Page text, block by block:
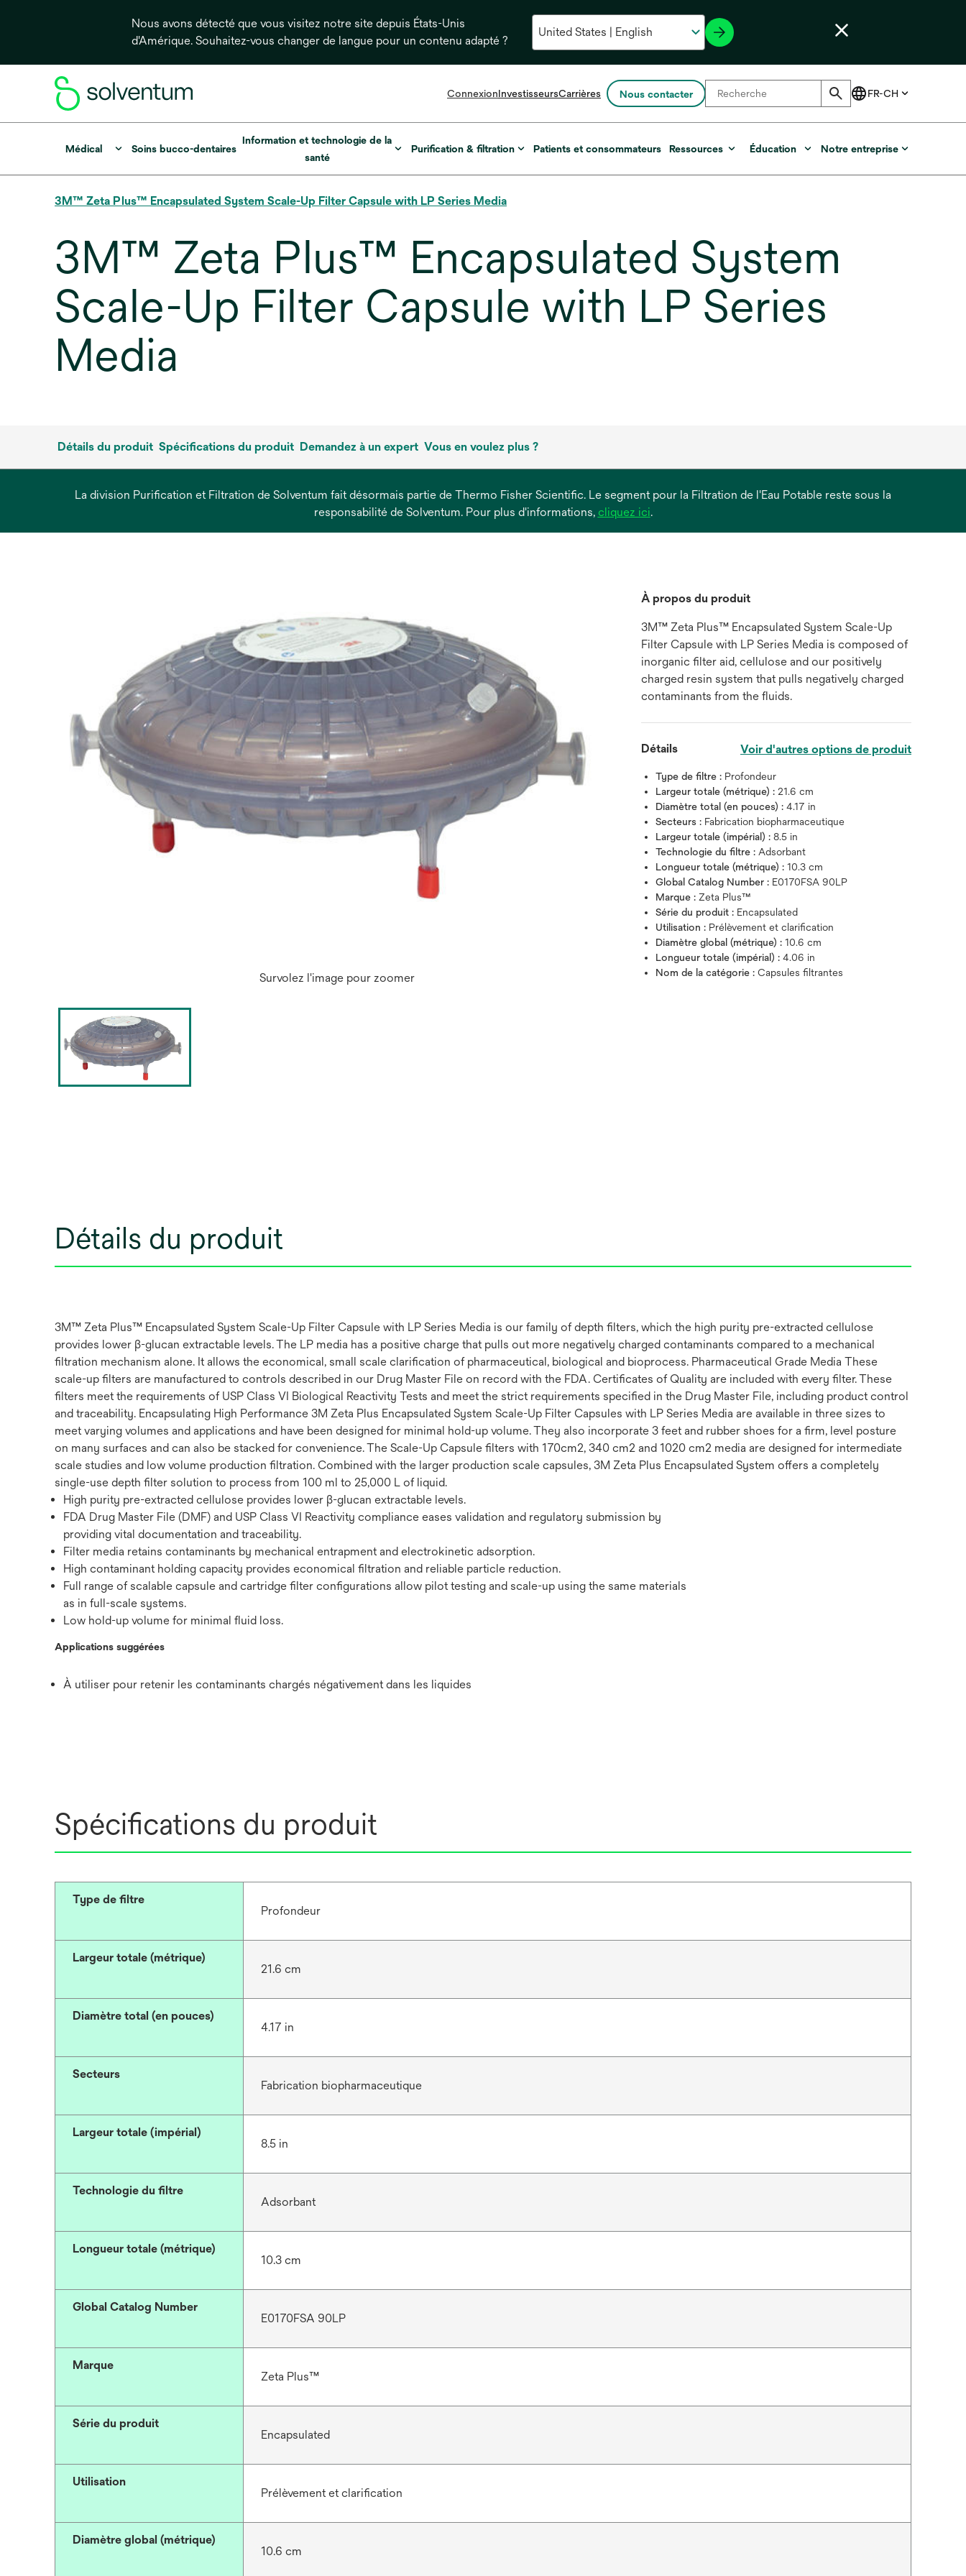
Nous avons détecté que vous visitez notre site depuis États-Unis
d'Amérique. Souhaitez-vous changer de langue pour un contenu adapté ?
ConnexionInvestisseurss’ouvre
un
onglet
Carrières Nous contacter
Médical Soins bucco-dentaires
Information et technologie de la
santé
Purification & filtration Patients et consommateurs Ressources Éducation Notre entreprise
3M™ Zeta Plus™ Encapsulated System Scale-Up Filter Capsule with LP Series Media
3M™ Zeta Plus™ Encapsulated System
Scale-Up Filter Capsule with LP Series
Media
Détails du produit Spécifications du produit Demandez à un expert Vous en voulez plus ?
La division Purification et Filtration de Solventum fait désormais partie de Thermo Fisher Scientific. Le segment pour la Filtration de l'Eau Potable reste sous la
responsabilité de Solventum. Pour plus d'informations, cliquez icis’ouvre
.
Survolez l'image pour zoomer
À propos du produit
3M™ Zeta Plus™ Encapsulated System Scale-Up
Filter Capsule with LP Series Media is composed of
inorganic filter aid, cellulose and our positively
charged resin system that pulls negatively charged
contaminants from the fluids.
Détails Voir d'autres options de produit
Type de filtre : Profondeur
Largeur totale (métrique) :21.6 cm
Diamètre total (en pouces) :4.17 in
Secteurs : Fabrication biopharmaceutique
Largeur totale (impérial) :8.5 in
Technologie du filtre : Adsorbant
Longueur totale (métrique) :10.3 cm
Global Catalog Number : E0170FSA 90LP
Marque :Zeta Plus™
Série du produit : Encapsulated
Utilisation : Prélèvement et clarification
Diamètre global (métrique) :10.6 cm
Longueur totale (impérial) :4.06 in
Nom de la catégorie :Capsules filtrantes
Détails du produit
3M™ Zeta Plus™ Encapsulated System Scale-Up Filter Capsule with LP Series Media is our family of depth filters, which the high purity pre-extracted cellulose
provides lower β-glucan extractable levels. The LP media has a positive charge that pulls out more negatively charged contaminants compared to a mechanical
filtration mechanism alone. It allows the economical, small scale clarification of pharmaceutical, biological and bioprocess. Pharmaceutical Grade Media These
scale-up filters are manufactured to controls described in our Drug Master File on record with the FDA. Certificates of Quality are included with every filter. These
filters meet the requirements of USP Class VI Biological Reactivity Tests and meet the strict requirements specified in the Drug Master File, including product control
and traceability. Encapsulating High Performance 3M Zeta Plus Encapsulated System Scale-Up Filter Capsules with LP Series Media are available in three sizes to
meet varying volumes and applications and have been designed for minimal hold-up volume. They also incorporate 3 feet and rubber shoes for a firm, level posture
on many surfaces and can also be stacked for convenience. The Scale-Up Capsule filters with 170cm2, 340 cm2 and 1020 cm2 media are designed for intermediate
scale studies and low volume production filtration. Combined with the larger production scale capsules, 3M Zeta Plus Encapsulated System offers a completely
single-use depth filter solution to process from 100 ml to 25,000 L of liquid.
High purity pre-extracted cellulose provides lower β-glucan extractable levels.
FDA Drug Master File (DMF) and USP Class VI Reactivity compliance eases validation and regulatory submission by
providing vital documentation and traceability.
Filter media retains contaminants by mechanical entrapment and electrokinetic adsorption.
High contaminant holding capacity provides economical filtration and reliable particle reduction.
Full range of scalable capsule and cartridge filter configurations allow pilot testing and scale-up using the same materials
as in full-scale systems.
Low hold-up volume for minimal fluid loss.
Applications suggérées
À utiliser pour retenir les contaminants chargés négativement dans les liquides
Spécifications du produit
Type de filtre
Profondeur
Largeur totale (métrique)
21.6 cm
Diamètre total (en pouces)
4.17 in
Secteurs
Fabrication biopharmaceutique
Largeur totale (impérial)
8.5 in
Technologie du filtre
Adsorbant
Longueur totale (métrique)
10.3 cm
Global Catalog Number
E0170FSA 90LP
Marque
Zeta Plus™
Série du produit
Encapsulated
Utilisation
Prélèvement et clarification
Diamètre global (métrique)
10.6 cm